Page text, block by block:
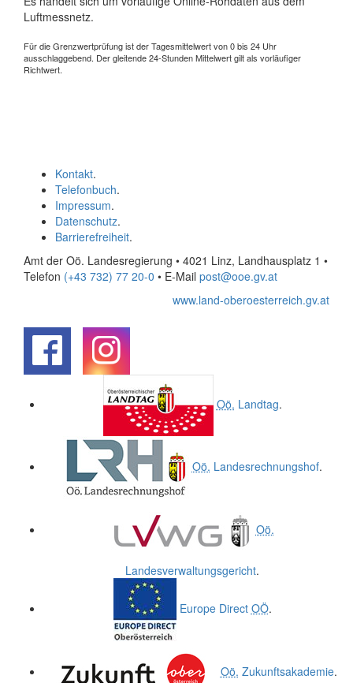
Luftmessnetz.
Für die Grenzwertprüfung ist der Tagesmittelwert von 0 bis 24 Uhr
ausschlaggebend. Der gleitende 24-Stunden Mittelwert gilt als vorläufiger
Richtwert.
Kontakt.
Telefonbuch.
Impressum.
Datenschutz.
Barrierefreiheit.
Amt der Oö. Landesregierung • 4021 Linz, Landhausplatz 1 •
Telefon (+43 732) 77 20-0 • E-Mail post@ooe.gv.at
www.land-oberoesterreich.gv.at
Oö. Landtag.
Oö. Landesrechnungshof.
Oö.
Landesverwaltungsgericht.
Europe Direct OÖ.
Oö. Zukunftsakademie.